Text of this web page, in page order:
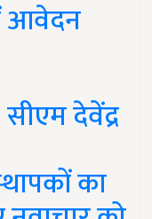
आवेदन
देवेंद्र
का